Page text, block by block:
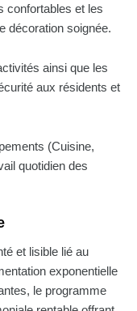
confortables et les
décoration soignée.
ainsi que les
aux résidents et
(Cuisine,
quotidien des
et lisible lié au
exponentielle
le programme